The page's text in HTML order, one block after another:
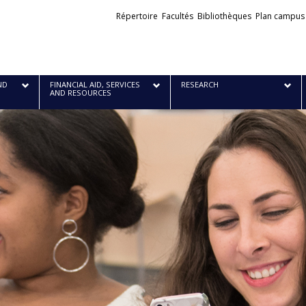
Liens
Répertoire Facultés Bibliothèques Plan campus
FINANCIAL AID, SERVICES
AND RESOURCES
RESEARCH